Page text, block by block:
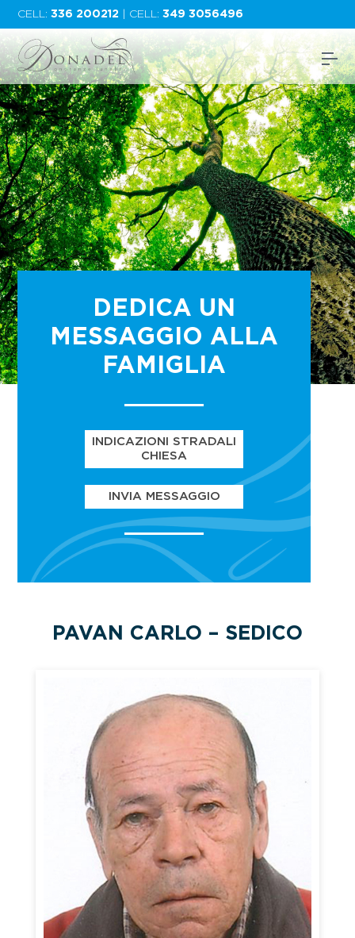
CELL:336 200212 | CELL:349 3056496
DEDICA UN
MESSAGGIO ALLA
FAMIGLIA
INDICAZIONI STRADALI
CHIESA
INVIA MESSAGGIO
PAVAN CARLO – SEDICO